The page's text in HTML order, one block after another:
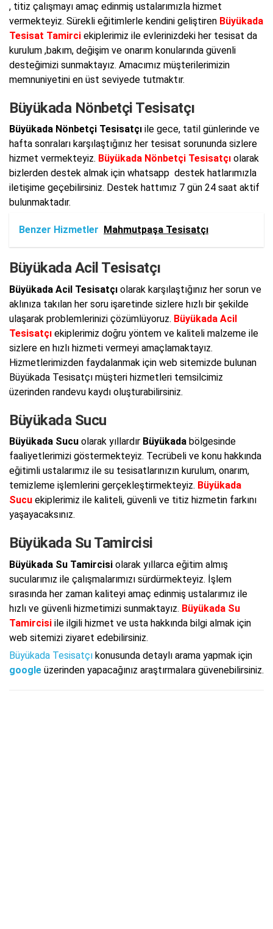
, titiz çalışmayı amaç edinmiş ustalarımızla hizmet
vermekteyiz. Sürekli eğitimlerle kendini geliştiren Büyükada
Tesisat Tamirci ekiplerimiz ile evlerinizdeki her tesisat da
kurulum ,bakım, değişim ve onarım konularında güvenli
desteğimizi sunmaktayız. Amacımız müşterilerimizin
memnuniyetini en üst seviyede tutmaktır.
Büyükada Nönbetçi Tesisatçı
Büyükada Nönbetçi Tesisatçı ile gece, tatil günlerinde ve
hafta sonraları karşılaştığınız her tesisat sorununda sizlere
hizmet vermekteyiz. Büyükada Nönbetçi Tesisatçı olarak
bizlerden destek almak için whatsapp destek hatlarımızla
iletişime geçebilirsiniz. Destek hattımız 7 gün 24 saat aktif
bulunmaktadır.
Benzer Hizmetler Mahmutpaşa Tesisatçı
Büyükada Acil Tesisatçı
Büyükada Acil Tesisatçı olarak karşılaştığınız her sorun ve
aklınıza takılan her soru işaretinde sizlere hızlı bir şekilde
ulaşarak problemlerinizi çözümlüyoruz. Büyükada Acil
Tesisatçı ekiplerimiz doğru yöntem ve kaliteli malzeme ile
sizlere en hızlı hizmeti vermeyi amaçlamaktayız.
Hizmetlerimizden faydalanmak için web sitemizde bulunan
Büyükada Tesisatçı müşteri hizmetleri temsilcimiz
üzerinden randevu kaydı oluşturabilirsiniz.
Büyükada Sucu
Büyükada Sucu olarak yıllardır Büyükada bölgesinde
faaliyetlerimizi göstermekteyiz. Tecrübeli ve konu hakkında
eğitimli ustalarımız ile su tesisatlarınızın kurulum, onarım,
temizleme işlemlerini gerçekleştirmekteyiz. Büyükada
Sucu ekiplerimiz ile kaliteli, güvenli ve titiz hizmetin farkını
yaşayacaksınız.
Büyükada Su Tamircisi
Büyükada Su Tamircisi olarak yıllarca eğitim almış
sucularımız ile çalışmalarımızı sürdürmekteyiz. İşlem
sırasında her zaman kaliteyi amaç edinmiş ustalarımız ile
hızlı ve güvenli hizmetimizi sunmaktayız. Büyükada Su
Tamircisi ile ilgili hizmet ve usta hakkında bilgi almak için
web sitemizi ziyaret edebilirsiniz.
Büyükada Tesisatçı konusunda detaylı arama yapmak için
google üzerinden yapacağınız araştırmalara güvenebilirsiniz.